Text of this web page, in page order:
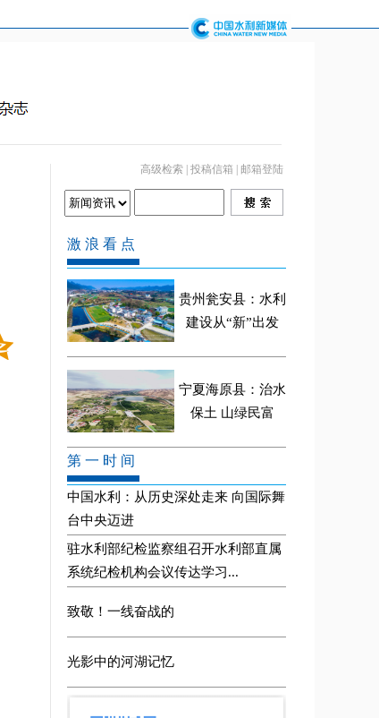
高级检索 投稿信箱 邮箱登陆